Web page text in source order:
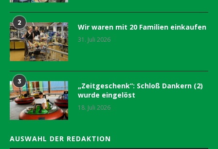
2 Wir waren mit 20 Familien einkaufen
31. Juli 2026
3
„Zeitgeschenk“: Schloß Dankern (2)
wurde eingelöst
18. Juli 2026
AUSWAHL DER REDAKTION